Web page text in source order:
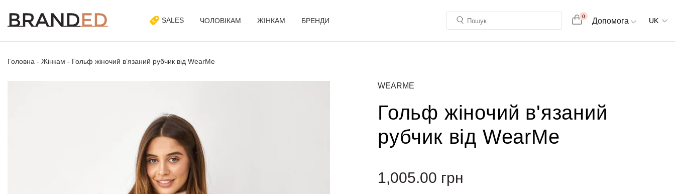
SALES ЧОЛОВІКАМ ЖІНКАМ БРЕНДИ
0
Допомога UK
Головна - Жінкам - Гольф жіночий в’язаний рубчик від WearMe
WEARME
Гольф жіночий в'язаний
рубчик від WearMe
1,005.00 грн